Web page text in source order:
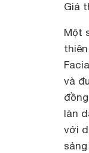
Giá
Một
và
làn
với